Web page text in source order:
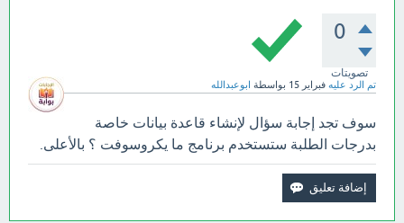
0
تصويتات
تم الرد عليه فبراير 15 بواسطة ابوعبدالله
سوف تجد إجابة سؤال لإنشاء قاعدة بيانات خاصة
بدرجات الطلبة ستستخدم برنامج ما يكروسوفت ؟ بالأعلى.